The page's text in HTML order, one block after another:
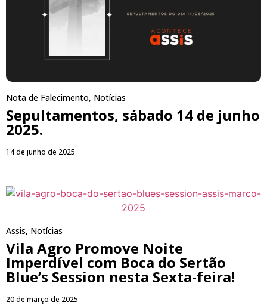
Nota de Falecimento, Notícias
Sepultamentos, sábado 14 de junho
2025.
14 de junho de 2025
Assis, Notícias
Vila Agro Promove Noite
Imperdível com Boca do Sertão
Blue’s Session nesta Sexta-feira!
20 de março de 2025